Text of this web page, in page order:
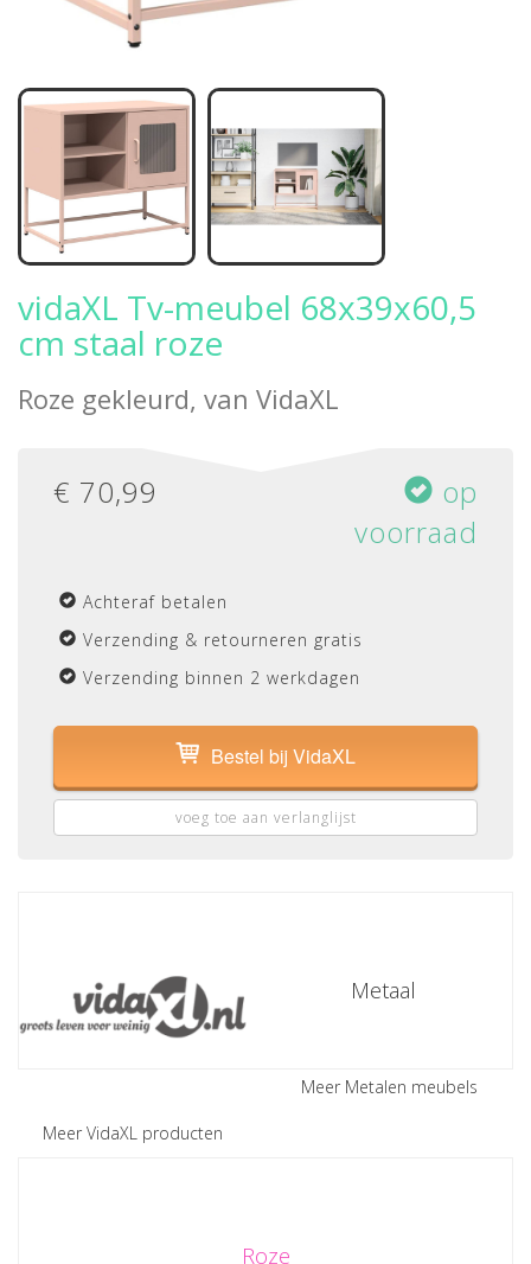
vidaXL Tv-meubel 68x39x60,5
cm staal roze
Roze gekleurd, van VidaXL
€ 70,99
op
voorraad
Achteraf betalen
Verzending & retourneren gratis
Verzending binnen 2 werkdagen
Bestel bij VidaXL
voeg toe aan verlanglijst
Meer VidaXL producten
Metaal
Meer Metalen meubels
Roze